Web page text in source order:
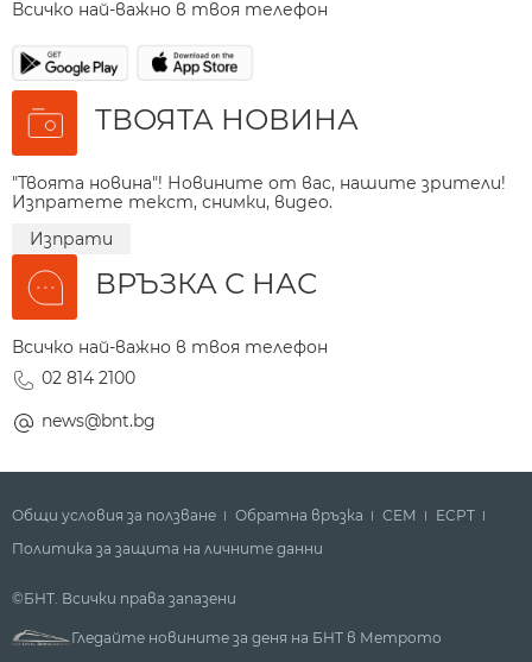
Всичко най-важно в твоя телефон
ТВОЯТА НОВИНА
"Твоята новина"! Новините от вас, нашите зрители!
Изпратете текст, снимки, видео.
Изпрати
ВРЪЗКА С НАС
Всичко най-важно в твоя телефон
02 814 2100
news@bnt.bg
Общи условия за ползване Обратна връзка СЕМ
ECPT
Политика за защита на личните данни
©БНТ. Всички права запазени
Гледайте новините за деня на БНТ в Метрото